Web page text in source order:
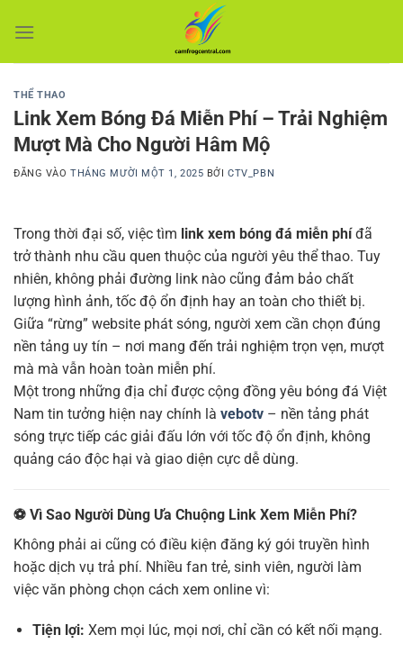
qua
THỂ THAO
Link Xem Bóng Đá Miễn Phí – Trải Nghiệm
Mượt Mà Cho Người Hâm Mộ
ĐĂNG VÀOTHÁNG MƯỜI MỘT 1, 2025 BỞICTV_PBN
Trong thời đại số, việc tìm link xem bóng đá miễn phíđã
trở thành nhu cầu quen thuộc của người yêu thể thao. Tuy
nhiên, không phải đường link nào cũng đảm bảo chất
lượng hình ảnh, tốc độ ổn định hay an toàn cho thiết bị.
Giữa “rừng” website phát sóng, người xem cần chọn đúng
nền tảng uy tín – nơi mang đến trải nghiệm trọn vẹn, mượt
mà mà vẫn hoàn toàn miễn phí.
Một trong những địa chỉ được cộng đồng yêu bóng đá Việt
Nam tin tưởng hiện nay chính là vebotv – nền tảng phát
sóng trực tiếp các giải đấu lớn với tốc độ ổn định, không
quảng cáo độc hại và giao diện cực dễ dùng.
⚽ Vì Sao Người Dùng Ưa Chuộng Link Xem Miễn Phí?
Không phải ai cũng có điều kiện đăng ký gói truyền hình
hoặc dịch vụ trả phí. Nhiều fan trẻ, sinh viên, người làm
việc văn phòng chọn cách xem online vì:
Tiện lợi: Xem mọi lúc, mọi nơi, chỉ cần có kết nối mạng.